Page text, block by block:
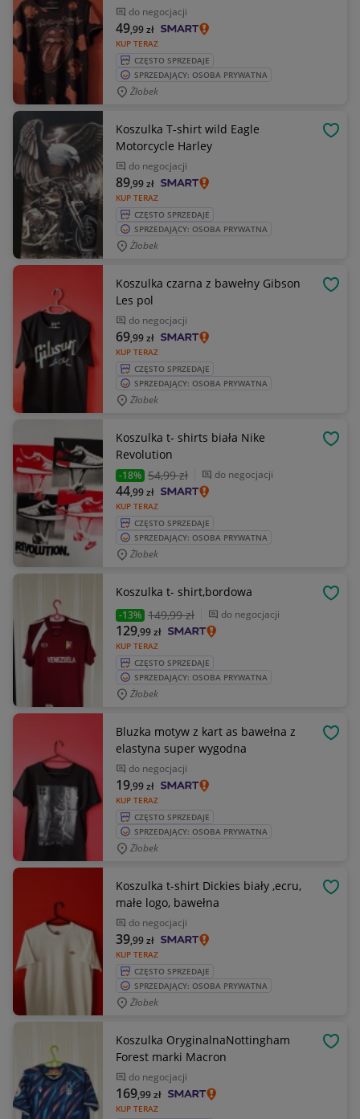
do negocjacji
KUP TERAZ
49,99zł
CZĘSTO SPRZEDAJE
SPRZEDAJĄCY: OSOBA PRYWATNA
Żłobek
Koszulka T-shirt wild Eagle
Motorcycle Harley
do negocjacji
KUP TERAZ
89,99zł
CZĘSTO SPRZEDAJE
SPRZEDAJĄCY: OSOBA PRYWATNA
Żłobek
Koszulka czarna z bawełny Gibson
Les pol
do negocjacji
KUP TERAZ
69,99zł
CZĘSTO SPRZEDAJE
SPRZEDAJĄCY: OSOBA PRYWATNA
Żłobek
Koszulka t- shirts biała Nike
Revolution
-18% 54,99 zł do negocjacji
KUP TERAZ
44,99zł
CZĘSTO SPRZEDAJE
SPRZEDAJĄCY: OSOBA PRYWATNA
Żłobek
Koszulka t- shirt,bordowa
-13% 149,99 zł do negocjacji
KUP TERAZ
129,99zł
CZĘSTO SPRZEDAJE
SPRZEDAJĄCY: OSOBA PRYWATNA
Żłobek
Bluzka motyw z kart as bawełna z
elastyna super wygodna
do negocjacji
KUP TERAZ
19,99zł
CZĘSTO SPRZEDAJE
SPRZEDAJĄCY: OSOBA PRYWATNA
Żłobek
Koszulka t-shirt Dickies biały ,ecru,
małe logo, bawełna
do negocjacji
KUP TERAZ
39,99zł
CZĘSTO SPRZEDAJE
SPRZEDAJĄCY: OSOBA PRYWATNA
Żłobek
Koszulka OryginalnaNottingham
Forest marki Macron
do negocjacji
KUP TERAZ
169,99zł